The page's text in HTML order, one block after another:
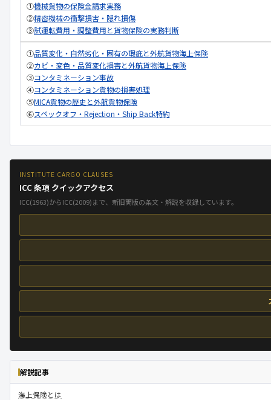
①機械貨物の保険金請求実務
②精密機械の衝撃損害・隠れ損傷
③試運転費用・調整費用と貨物保険の実務判断
①品質変化・自然劣化・固有の瑕疵と外航貨物海上保険
②カビ・変色・品質変化損害と外航貨物海上保険
③コンタミネーション事故
④コンタミネーション貨物の損害処理
⑤MICA貨物の歴史と外航貨物保険
⑥スペックオフ・Rejection・Ship Back特約
INSTITUTE CARGO CLAUSES
ICC 条項 クイックアクセス
ICC(1963)からICC(2009)まで、新旧両版の条文・解説を収録しています。
解説記事
海上保険とは